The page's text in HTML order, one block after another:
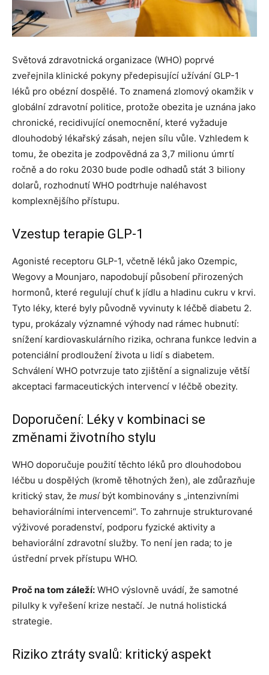
Světová zdravotnická organizace (WHO) poprvé
zveřejnila klinické pokyny předepisující užívání GLP-1
léků pro obézní dospělé. To znamená zlomový okamžik v
globální zdravotní politice, protože obezita je uznána jako
chronické, recidivující onemocnění, které vyžaduje
dlouhodobý lékařský zásah, nejen sílu vůle. Vzhledem k
tomu, že obezita je zodpovědná za 3,7 milionu úmrtí
ročně a do roku 2030 bude podle odhadů stát 3 biliony
dolarů, rozhodnutí WHO podtrhuje naléhavost
komplexnějšího přístupu.
Vzestup terapie GLP-1
Agonisté receptoru GLP-1, včetně léků jako Ozempic,
Wegovy a Mounjaro, napodobují působení přirozených
hormonů, které regulují chuť k jídlu a hladinu cukru v krvi.
Tyto léky, které byly původně vyvinuty k léčbě diabetu 2.
typu, prokázaly významné výhody nad rámec hubnutí:
snížení kardiovaskulárního rizika, ochrana funkce ledvin a
potenciální prodloužení života u lidí s diabetem.
Schválení WHO potvrzuje tato zjištění a signalizuje větší
akceptaci farmaceutických intervencí v léčbě obezity.
Doporučení: Léky v kombinaci se
změnami životního stylu
WHO doporučuje použití těchto léků pro dlouhodobou
léčbu u dospělých (kromě těhotných žen), ale zdůrazňuje
kritický stav, že musíbýt kombinovány s „intenzivními
behaviorálními intervencemi“. To zahrnuje strukturované
výživové poradenství, podporu fyzické aktivity a
behaviorální zdravotní služby. To není jen rada; to je
ústřední prvek přístupu WHO.
Proč na tom záleží: WHO výslovně uvádí, že samotné
pilulky k vyřešení krize nestačí. Je nutná holistická
strategie.
Riziko ztráty svalů: kritický aspekt